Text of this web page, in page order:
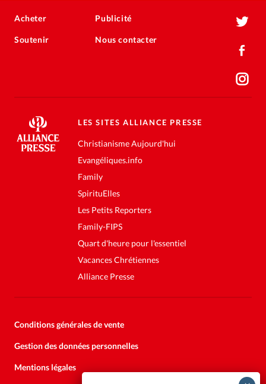
Acheter
Soutenir
Publicité
Nous contacter
LES SITES ALLIANCE PRESSE
Christianisme Aujourd'hui
Evangéliques.info
Family
SpirituElles
Les Petits Reporters
Family-FIPS
Quart d'heure pour l'essentiel
Vacances Chrétiennes
Alliance Presse
Conditions générales de vente
Gestion des données personnelles
Mentions légales